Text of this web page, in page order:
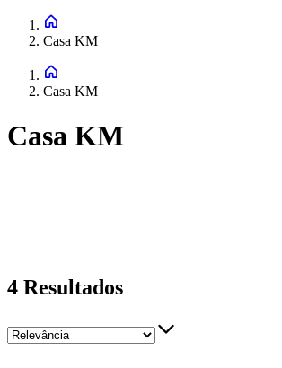
Casa KM
Casa KM
Casa KM
4 Resultados